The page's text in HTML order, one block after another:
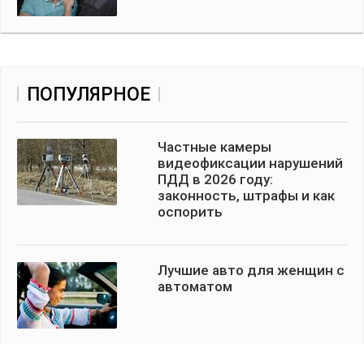
ПОПУЛЯРНОЕ
Частные камеры
видеофиксации нарушений
ПДД в 2026 году:
законность, штрафы и как
оспорить
Лучшие авто для женщин с
автоматом